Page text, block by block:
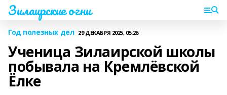
Зилаирские огни
Год полезных дел 29 ДЕКАБРЯ 2025, 05:26
Ученица Зилаирской школы
побывала на Кремлёвской
Ёлке